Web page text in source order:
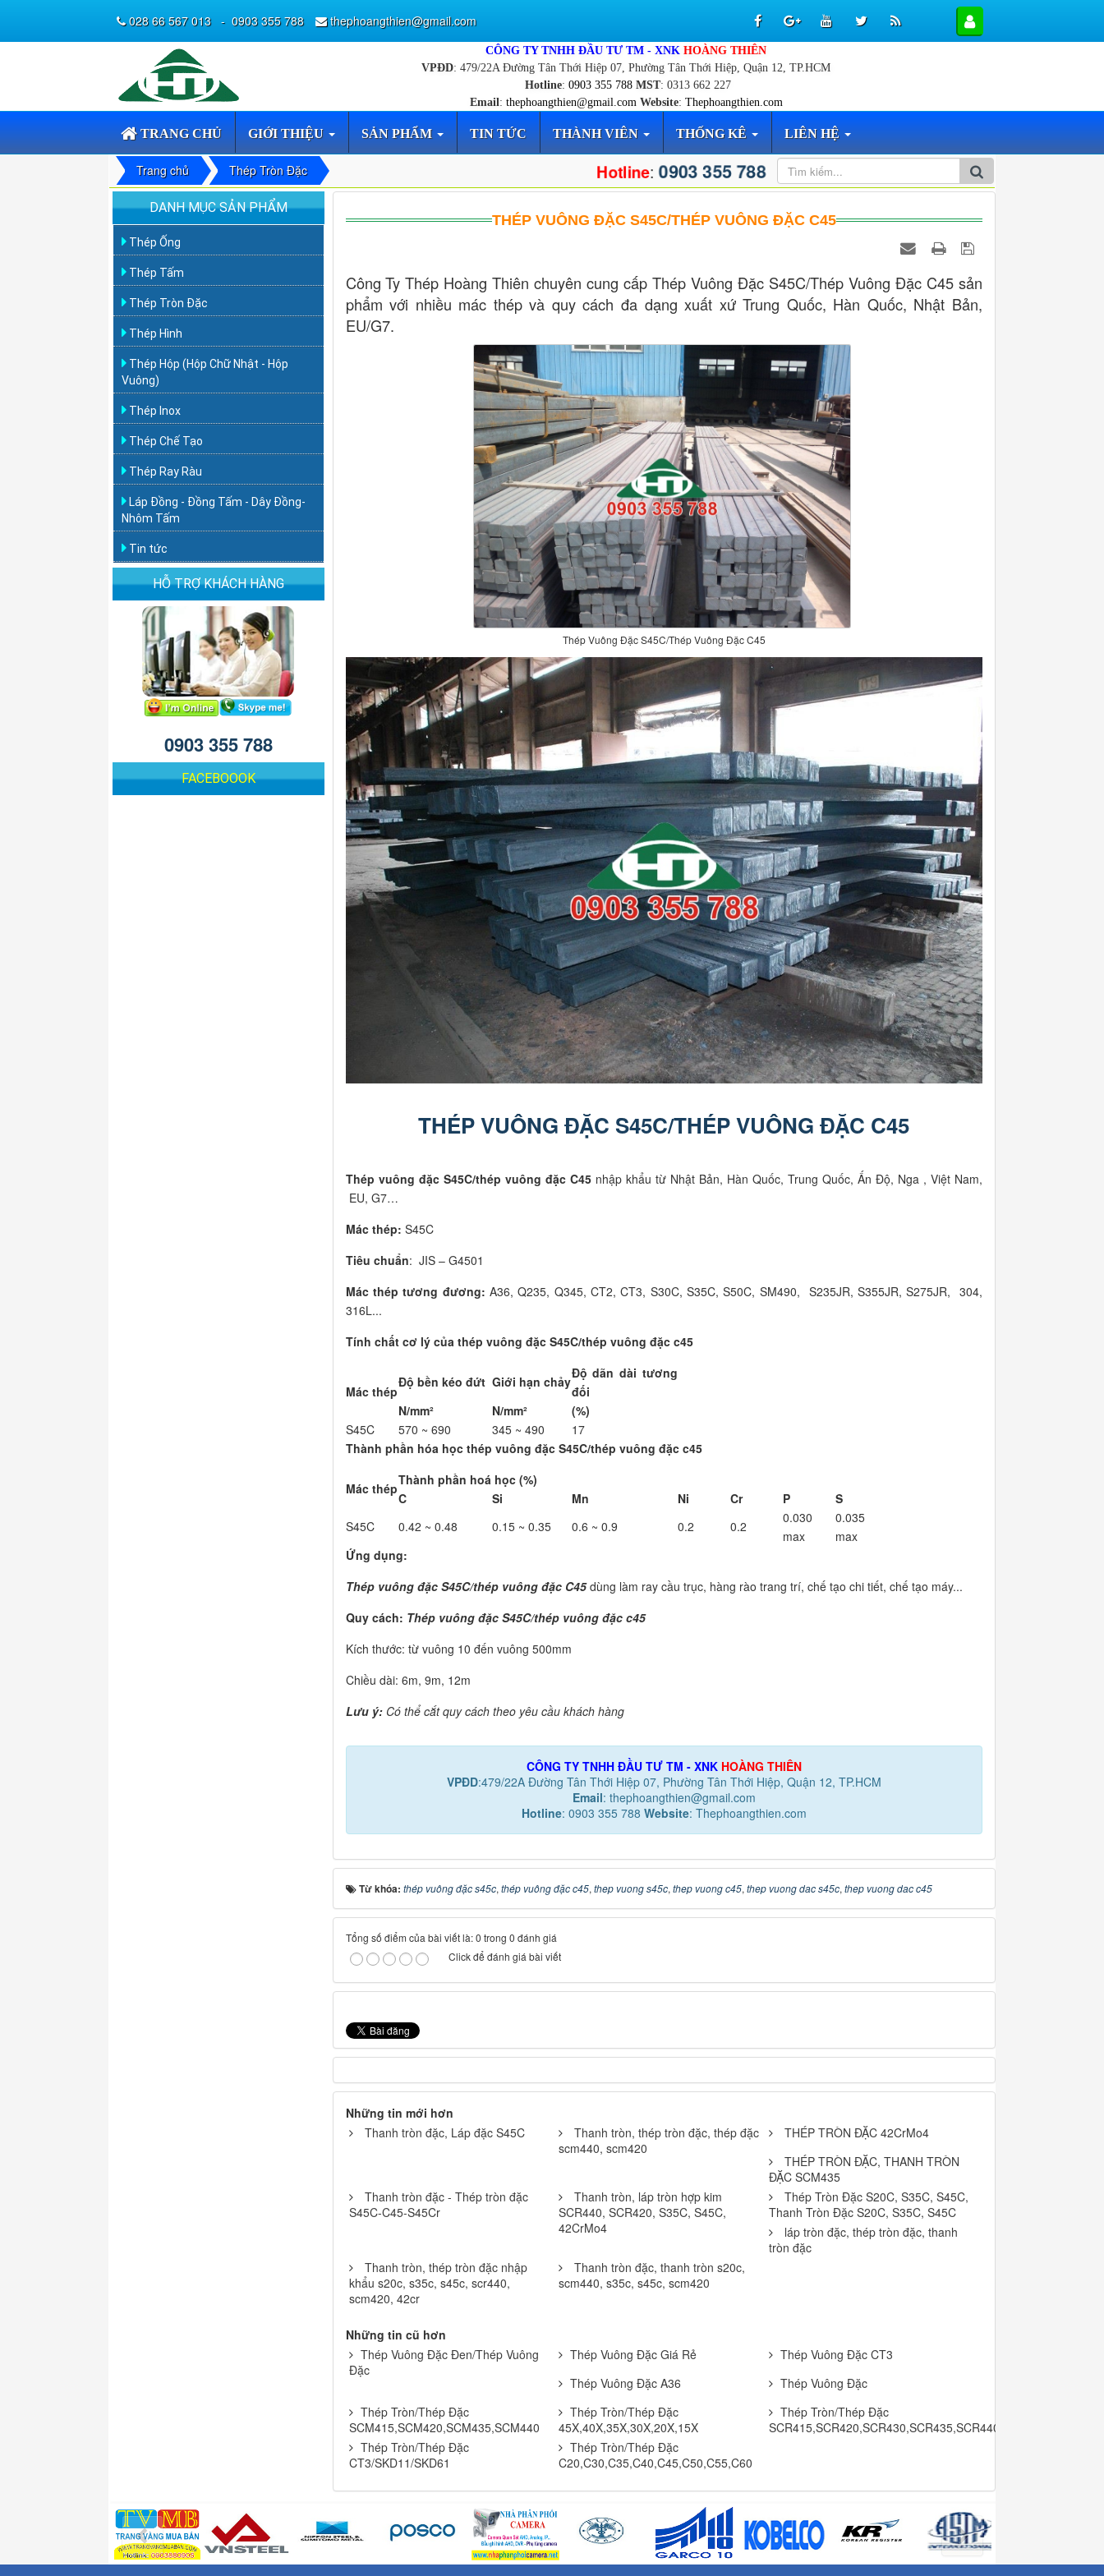
CÔNG TY TNHH ĐẦU TƯ TM - XNK HOÀNG THIÊN
VPĐD: 479/22A Đường Tân Thới Hiệp 07, Phường Tân Thới Hiệp, Quận 12, TP.HCM
Hotline: 0903 355 788 MST: 0313 662 227
Email: thephoangthien@gmail.com Website: Thephoangthien.com
TRANG CHỦ GIỚI THIỆU SẢN PHẨM TIN TỨC THÀNH VIÊN THỐNG KÊ LIÊN HỆ
028 66 567 013 - 0903 355 788 thephoangthien@gmail.com
Trang chủ Thép Tròn Đặc Hotline:0903 355 788
THÉP VUÔNG ĐẶC S45C/THÉP VUÔNG ĐẶC C45
Công Ty Thép Hoàng Thiên chuyên cung cấp Thép Vuông Đặc S45C/Thép Vuông Đặc C45 sản
phẩm với nhiều mác thép và quy cách đa dạng xuất xứ Trung Quốc, Hàn Quốc, Nhật Bản,
EU/G7.
Thép Vuông Đặc S45C/Thép Vuông Đặc C45
THÉP VUÔNG ĐẶC S45C/THÉP VUÔNG ĐẶC C45
Thép vuông đặc S45C/thép vuông đặc C45 nhập khẩu từ Nhật Bản, Hàn Quốc, Trung Quốc, Ấn Độ, Nga , Việt Nam,
EU, G7…
Mác thép: S45C
Tiêu chuẩn: JIS – G4501
Mác thép tương đương: A36, Q235, Q345, CT2, CT3, S30C, S35C, S50C, SM490, S235JR, S355JR, S275JR, 304,
316L...
Tính chất cơ lý của thép vuông đặc S45C/thép vuông đặc c45
Mác thép
Độ bền kéo đứt Giới hạn chảy
Độ dãn dài tương
đối
N/mm²
N/mm²
(%)
S45C
570 ~ 690 345 ~ 490
17
Thành phần hóa học thép vuông đặc S45C/thép vuông đặc c45
Mác thép
Thành phần hoá học (%)
C
Si Mn Ni Cr P
S
S45C
0.42 ~ 0.48 0.15 ~ 0.35 0.6 ~ 0.9 0.2 0.2
0.030
max
0.035
max
Ứng dụng:
Thép vuông đặc S45C/thép vuông đặc C45dùng làm ray cầu trục, hàng rào trang trí, chế tạo chi tiết, chế tạo máy...
Quy cách: Thép vuông đặc S45C/thép vuông đặc c45
Kích thước: từ vuông 10 đến vuông 500mm
Chiều dài: 6m, 9m, 12m
Lưu ý: Có thể cắt quy cách theo yêu cầu khách hàng
CÔNG TY TNHH ĐẦU TƯ TM - XNK HOÀNG THIÊN
VPĐD:479/22A Đường Tân Thới Hiệp 07, Phường Tân Thới Hiệp, Quận 12, TP.HCM
Email: thephoangthien@gmail.com
Hotline: 0903 355 788 Website: Thephoangthien.com
Từ khóa: thép vuông đặc s45c, thép vuông đặc c45, thep vuong s45c, thep vuong c45, thep vuong dac s45c, thep vuong dac c45
Tổng số điểm của bài viết là: 0 trong 0 đánh giá
Click để đánh giá bài viết
Những tin mới hơn
Thanh tròn đặc, Láp đặc S45C
Thanh tròn, thép tròn đặc, thép đặc
scm440, scm420
THÉP TRÒN ĐẶC 42CrMo4
THÉP TRÒN ĐẶC, THANH TRÒN
ĐẶC SCM435
Thanh tròn đặc - Thép tròn đặc
S45C-C45-S45Cr
Thanh tròn, láp tròn hợp kim
SCR440, SCR420, S35C, S45C,
42CrMo4
Thép Tròn Đặc S20C, S35C, S45C,
Thanh Tròn Đặc S20C, S35C, S45C
láp tròn đặc, thép tròn đặc, thanh
tròn đặc
Thanh tròn, thép tròn đặc nhập
khẩu s20c, s35c, s45c, scr440,
scm420, 42cr
Thanh tròn đặc, thanh tròn s20c,
scm440, s35c, s45c, scm420
Những tin cũ hơn
Thép Vuông Đặc Đen/Thép Vuông
Đặc
Thép Vuông Đặc Giá Rẻ
Thép Vuông Đặc CT3
Thép Vuông Đặc A36
Thép Vuông Đặc
Thép Tròn/Thép Đặc
SCM415,SCM420,SCM435,SCM440
Thép Tròn/Thép Đặc
45X,40X,35X,30X,20X,15X
Thép Tròn/Thép Đặc
SCR415,SCR420,SCR430,SCR435,SCR440,SCR445
Thép Tròn/Thép Đặc
CT3/SKD11/SKD61
Thép Tròn/Thép Đặc
C20,C30,C35,C40,C45,C50,C55,C60
DANH MỤC SẢN PHẨM
Thép Ống
Thép Tấm
Thép Tròn Đặc
Thép Hình
Thép Hộp (Hộp Chữ Nhật - Hộp
Vuông)
Thép Inox
Thép Chế Tạo
Thép Ray Ràu
Láp Đồng - Đồng Tấm - Dây Đồng-
Nhôm Tấm
Tin tức
HỖ TRỢ KHÁCH HÀNG
0903 355 788
FACEBOOOK